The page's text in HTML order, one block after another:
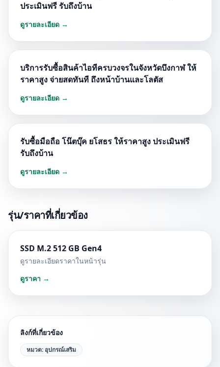
ประเมินฟรี รับถึงบ้าน
ดูรายละเอียด →
บริการรับซื้อสินค้าไอทีครบวงจรในจังหวัดบึงกาฬ ให้
ราคาสูง จ่ายสดทันที ถึงหน้าบ้านและโลตัส
ดูรายละเอียด →
รับซื้อมือถือ โน๊ตบุ๊ค ยโสธร ให้ราคาสูง ประเมินฟรี
รับถึงบ้าน
ดูรายละเอียด →
รุ่น/ราคาที่เกี่ยวข้อง
SSD M.2 512 GB Gen4
ดูรายละเอียดราคาในหน้ารุ่น
ดูราคา →
ลิงก์ที่เกี่ยวข้อง
หมวด: อุปกรณ์เสริม